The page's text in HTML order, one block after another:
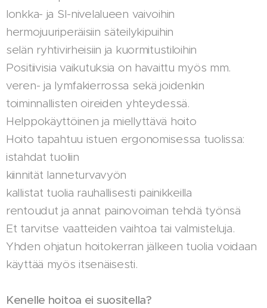
lonkka- ja SI-nivelalueen vaivoihin
hermojuuriperäisiin säteilykipuihin
selän ryhtivirheisiin ja kuormitustiloihin
Positiivisia vaikutuksia on havaittu myös mm.
veren- ja lymfakierrossa sekä joidenkin
toiminnallisten oireiden yhteydessä.
Helppokäyttöinen ja miellyttävä hoito
Hoito tapahtuu istuen ergonomisessa tuolissa:
istahdat tuoliin
kiinnität lanneturvavyön
kallistat tuolia rauhallisesti painikkeilla
rentoudut ja annat painovoiman tehdä työnsä
Et tarvitse vaatteiden vaihtoa tai valmisteluja.
Yhden ohjatun hoitokerran jälkeen tuolia voidaan
käyttää myös itsenäisesti.
Kenelle hoitoa ei suositella?